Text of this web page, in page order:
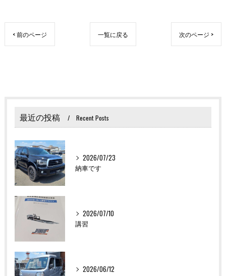
< 前のページ 一覧に戻る 次のページ >
最近の投稿 Recent Posts
2026/07/23
納車です
2026/07/10
講習
2026/06/12